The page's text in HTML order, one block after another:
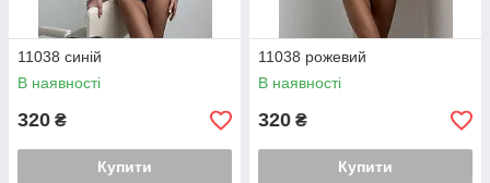
11038 синій
В наявності
320 ₴
Купити
11038 рожевий
В наявності
320 ₴
Купити